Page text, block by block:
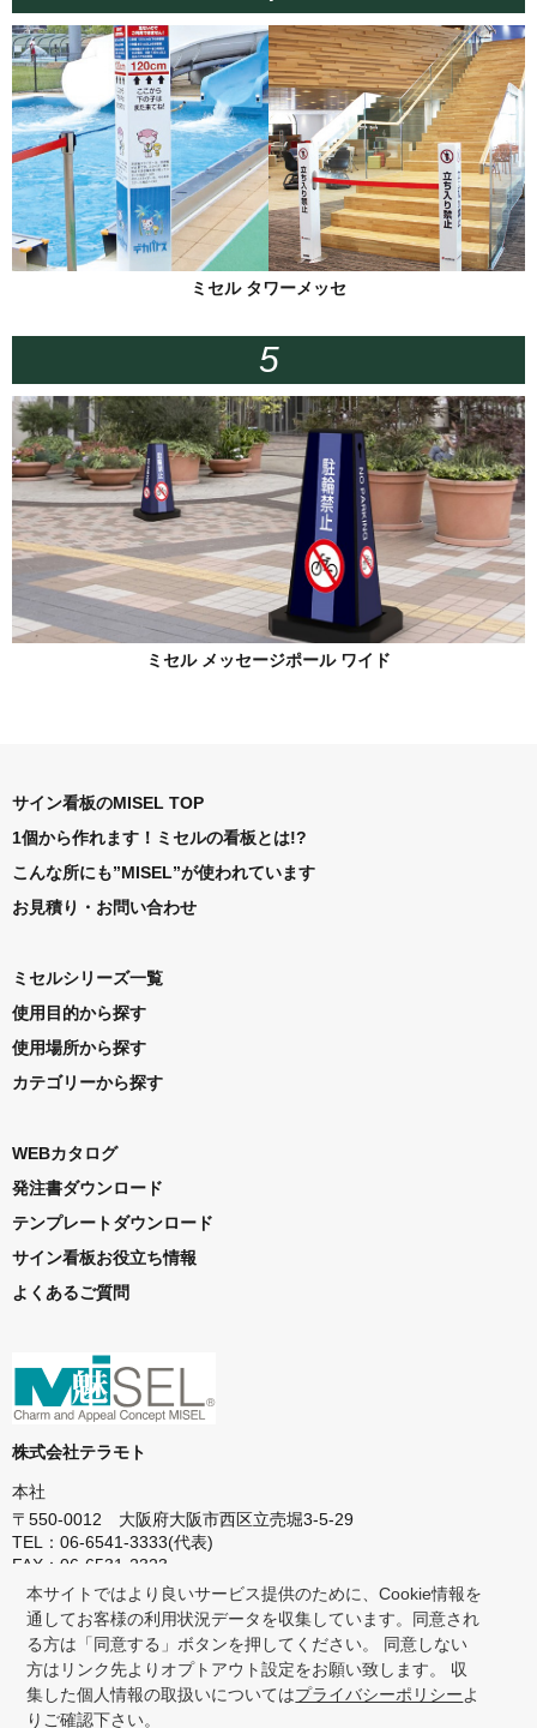
ミセル タワーメッセ
ミセル メッセージポール ワイド
本サイトではより良いサービス提供のために、Cookie情報を
通してお客様の利用状況データを収集しています。同意され
る方は「同意する」ボタンを押してください。 同意しない
方はリンク先よりオプトアウト設定をお願い致します。 収
集した個人情報の取扱いについてはプライバシーポリシーよ
りご確認下さい。
サイン看板のMISEL TOP
1個から作れます！ミセルの看板とは!?
こんな所にも”MISEL”が使われています
お見積り・お問い合わせ
ミセルシリーズ一覧
使用目的から探す
使用場所から探す
カテゴリーから探す
WEBカタログ
発注書ダウンロード
テンプレートダウンロード
サイン看板お役立ち情報
よくあるご質問
株式会社テラモト
本社
〒550-0012 大阪府大阪市西区立売堀3-5-29
TEL：06-6541-3333(代表)
FAX：06-6531-2323
東京本社
〒272-0142 千葉県市川市欠真間1-8-23
TEL：047-358-1151(代表)
FAX：047-358-7658